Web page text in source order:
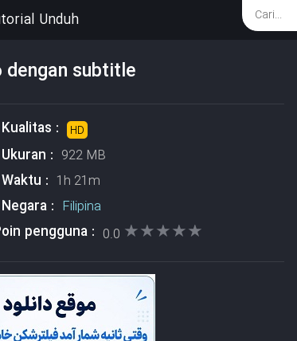
Unduh
dengan subtitle
Kualitas : HD
Ukuran : 922 MB
Waktu : 1h 21m
Negara : Filipina
pengguna : 0.0 ★★★★★
★★★★★